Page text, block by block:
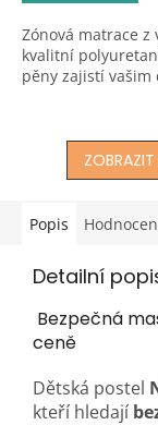
Zónová matrace z
kvalitní
pěny zajistí vašim
Popis
Detailní
Bezpečná
ceně
Dětská postel
kteří hledají